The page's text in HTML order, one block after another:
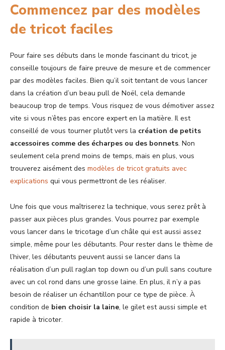
Commencez par des modèles
de tricot faciles
Pour faire ses débuts dans le monde fascinant du tricot, je
conseille toujours de faire preuve de mesure et de commencer
par des modèles faciles. Bien qu’il soit tentant de vous lancer
dans la création d’un beau pull de Noël, cela demande
beaucoup trop de temps. Vous risquez de vous démotiver assez
vite si vous n’êtes pas encore expert en la matière. Il est
conseillé de vous tourner plutôt vers la création de petits
accessoires comme des écharpes ou des bonnets. Non
seulement cela prend moins de temps, mais en plus, vous
trouverez aisément des modèles de tricot gratuits avec
explications qui vous permettront de les réaliser.
Une fois que vous maîtriserez la technique, vous serez prêt à
passer aux pièces plus grandes. Vous pourrez par exemple
vous lancer dans le tricotage d’un châle qui est aussi assez
simple, même pour les débutants. Pour rester dans le thème de
l’hiver, les débutants peuvent aussi se lancer dans la
réalisation d’un pull raglan top down ou d’un pull sans couture
avec un col rond dans une grosse laine. En plus, il n’y a pas
besoin de réaliser un échantillon pour ce type de pièce. À
condition de bien choisir la laine, le gilet est aussi simple et
rapide à tricoter.